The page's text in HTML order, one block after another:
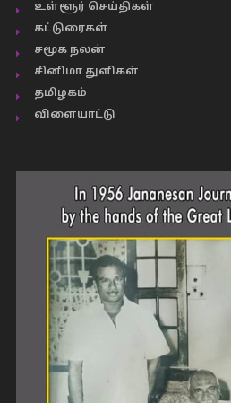
உள்ளூர் செய்திகள்
கட்டுரைகள்
சமூக நலன்
சினிமா துளிகள்
தமிழகம்
விளையாட்டு